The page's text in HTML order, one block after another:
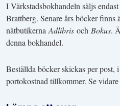
I Värkstadsbokhandeln säljs
Brattberg. Senare års böcker finns
nätbutikerna Adlibris och Bokus.
denna bokhandel.
Beställda böcker skickas per post,
portokostnad tillkommer. Se